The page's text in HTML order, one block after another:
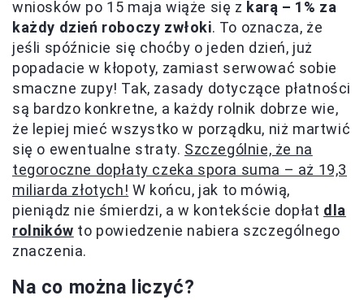
wniosków po 15 maja wiąże się z karą – 1% za
każdy dzień roboczy zwłoki. To oznacza, że
jeśli spóźnicie się choćby o jeden dzień, już
popadacie w kłopoty, zamiast serwować sobie
smaczne zupy! Tak, zasady dotyczące płatności
są bardzo konkretne, a każdy rolnik dobrze wie,
że lepiej mieć wszystko w porządku, niż martwić
się o ewentualne straty. Szczególnie, że na
tegoroczne dopłaty czeka spora suma – aż 19,3
miliarda złotych! W końcu, jak to mówią,
pieniądz nie śmierdzi, a w kontekście dopłat dla
rolników to powiedzenie nabiera szczególnego
znaczenia.
Na co można liczyć?